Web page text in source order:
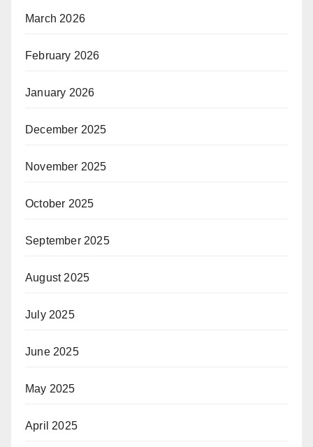
March 2026
February 2026
January 2026
December 2025
November 2025
October 2025
September 2025
August 2025
July 2025
June 2025
May 2025
April 2025